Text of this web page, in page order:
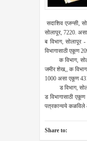
सदाशिव एजन्सी,
सोलापूर, 7220.
ब विभाग, सोलापूर
विभागासाठी एकूण
क विभाग,
जमीर शेख,, क
1000 असा एकूण
ड विभाग,
ड विभागासाठी
पत्रकान्वये
Share to: